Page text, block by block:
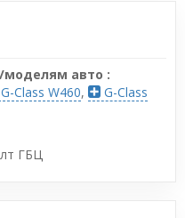
моделям авто :
G-Class W460,
G-Class
ГБЦ